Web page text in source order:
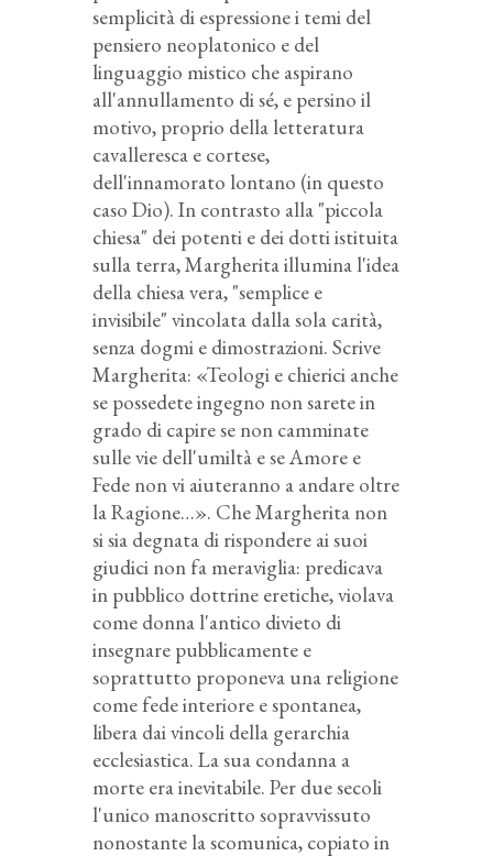
semplicità di espressione i temi del
pensiero neoplatonico e del
linguaggio mistico che aspirano
all'annullamento di sé, e persino il
motivo, proprio della letteratura
cavalleresca e cortese,
dell'innamorato lontano (in questo
caso Dio). In contrasto alla "piccola
chiesa" dei potenti e dei dotti istituita
sulla terra, Margherita illumina l'idea
della chiesa vera, "semplice e
invisibile" vincolata dalla sola carità,
senza dogmi e dimostrazioni. Scrive
Margherita: «Teologi e chierici anche
se possedete ingegno non sarete in
grado di capire se non camminate
sulle vie dell'umiltà e se Amore e
Fede non vi aiuteranno a andare oltre
la Ragione…». Che Margherita non
si sia degnata di rispondere ai suoi
giudici non fa meraviglia: predicava
in pubblico dottrine eretiche, violava
come donna l'antico divieto di
insegnare pubblicamente e
soprattutto proponeva una religione
come fede interiore e spontanea,
libera dai vincoli della gerarchia
ecclesiastica. La sua condanna a
morte era inevitabile. Per due secoli
l'unico manoscritto sopravvissuto
nonostante la scomunica, copiato in